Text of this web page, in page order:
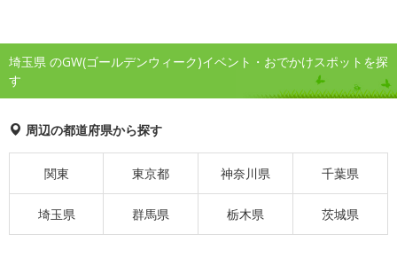
埼玉県 のGW(ゴールデンウィーク)イベント・おでかけスポットを探
す
周辺の都道府県から探す
関東 東京都 神奈川県 千葉県
埼玉県 群馬県 栃木県 茨城県